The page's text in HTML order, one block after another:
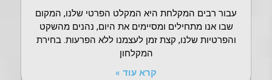
עבור רבים המקלחת היא המקלט הפרטי שלנו, המקום
שבו אנו מתחילים ומסיימים את היום, נהנים מהשקט
והפרטיות שלנו, קצת זמן לעצמנו ללא הפרעות. בחירת
המקלחון
קרא עוד »